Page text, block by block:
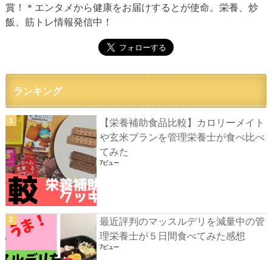
賞！＊エンタメから健康をお届けするとが使命。栄養、炒
飯、筋トレ情報発信中！
ランキング
【栄養補助食品比較】カロリーメイト
や玄米ブランを管理栄養士が食べ比べ
てみた
7ビュー
最近評判のマッスルデリを減量中の管
理栄養士が５日間食べてみた感想
7ビュー